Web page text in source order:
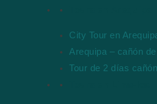
City Tour en
Arequipa – cañón
Tour de 2 días